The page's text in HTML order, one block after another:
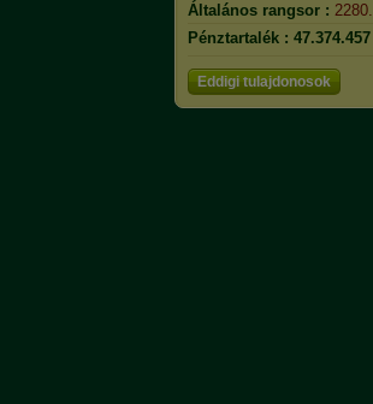
Általános rangsor : 2280.
Pénztartalék : 47.374.457
Eddigi tulajdonosok